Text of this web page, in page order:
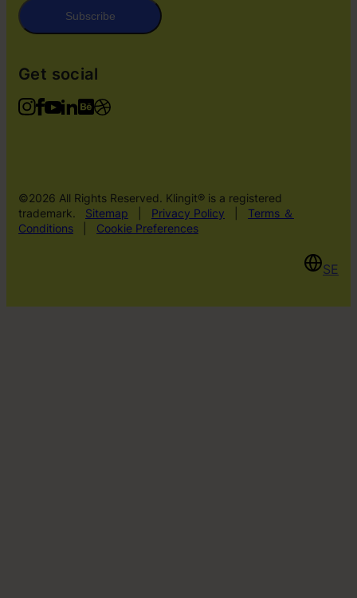
Subscribe
Get social
©2026 All Rights Reserved. Klingit® is a registered
trademark.
Sitemap Privacy Policy
Terms ＆
Conditions
Cookie Preferences
SE